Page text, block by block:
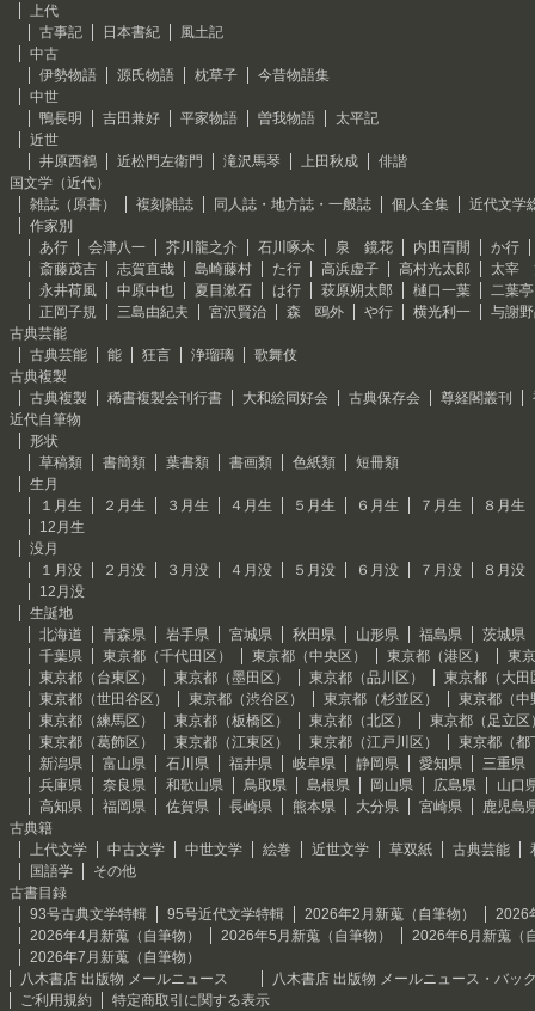
上代
古事記
日本書紀
風土記
中古
伊勢物語
源氏物語 枕草子
今昔物語集
中世
鴨長明
吉田兼好 平家物語 曽我物語
太平記
近世
井原西鶴
近松門左衛門 滝沢馬琴 上田秋成
俳諧
国文学（近代）
雑誌（原書）
複刻雑誌 同人誌・地方誌・一般誌 個人全集
近代文学
作家別
あ行
会津八一 芥川龍之介 石川啄木 泉 鏡花 内田百閒
か行
斎藤茂吉
志賀直哉 島崎藤村 た行 高浜虚子 高村光太郎
太宰
永井荷風
中原中也 夏目漱石 は行 萩原朔太郎 樋口一葉
二葉
正岡子規
三島由紀夫 宮沢賢治 森 鴎外 や行 横光利一
与謝
古典芸能
古典芸能
能 狂言 浄瑠璃
歌舞伎
古典複製
古典複製
稀書複製会刊行書 大和絵同好会 古典保存会 尊経閣叢刊
近代自筆物
形状
草稿類
書簡類 葉書類 書画類 色紙類
短冊類
生月
１月生
２月生 ３月生 ４月生 ５月生 ６月生 ７月生
８月生
12月生
没月
１月没
２月没 ３月没 ４月没 ５月没 ６月没 ７月没
８月没
12月没
生誕地
北海道
青森県 岩手県 宮城県 秋田県 山形県 福島県
茨城県
千葉県
東京都（千代田区） 東京都（中央区） 東京都（港区）
東
東京都（台東区）
東京都（墨田区） 東京都（品川区）
東京都（大田
東京都（世田谷区）
東京都（渋谷区） 東京都（杉並区）
東京都（中
東京都（練馬区）
東京都（板橋区） 東京都（北区）
東京都（足立区
東京都（葛飾区）
東京都（江東区） 東京都（江戸川区）
東京都（都
新潟県
富山県 石川県 福井県 岐阜県 静岡県 愛知県
三重県
兵庫県
奈良県 和歌山県 鳥取県 島根県 岡山県 広島県
山口
高知県
福岡県 佐賀県 長崎県 熊本県 大分県 宮崎県
鹿児島
古典籍
上代文学
中古文学 中世文学 絵巻 近世文学 草双紙 古典芸能
国語学
その他
古書目録
93号古典文学特輯
95号近代文学特輯 2026年2月新蒐（自筆物）
2026
2026年4月新蒐（自筆物）
2026年5月新蒐（自筆物）
2026年6月新蒐（
2026年7月新蒐（自筆物）
八木書店 出版物 メールニュース
八木書店 出版物 メールニュース・バッ
ご利用規約
特定商取引に関する表示